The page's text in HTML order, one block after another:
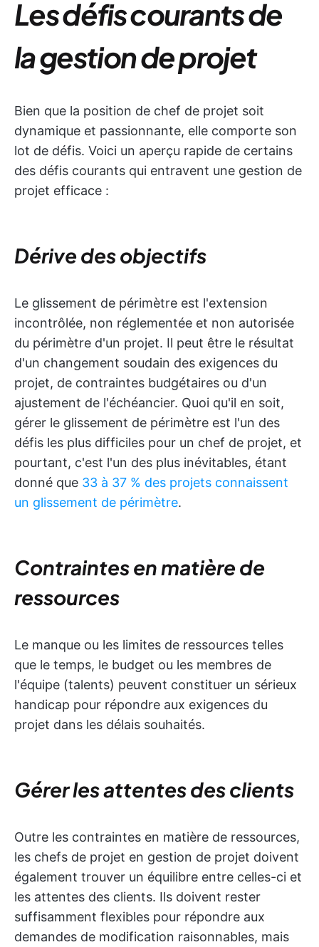
Les défis courants de
la gestion de projet
Bien que la position de chef de projet soit
dynamique et passionnante, elle comporte son
lot de défis. Voici un aperçu rapide de certains
des défis courants qui entravent une gestion de
projet efficace :
Dérive des objectifs
Le glissement de périmètre est l'extension
incontrôlée, non réglementée et non autorisée
du périmètre d'un projet. Il peut être le résultat
d'un changement soudain des exigences du
projet, de contraintes budgétaires ou d'un
ajustement de l'échéancier. Quoi qu'il en soit,
gérer le glissement de périmètre est l'un des
défis les plus difficiles pour un chef de projet, et
pourtant, c'est l'un des plus inévitables, étant
donné que 33 à 37 % des projets connaissent
un glissement de périmètre.
Contraintes en matière de
ressources
Le manque ou les limites de ressources telles
que le temps, le budget ou les membres de
l'équipe (talents) peuvent constituer un sérieux
handicap pour répondre aux exigences du
projet dans les délais souhaités.
Gérer les attentes des clients
Outre les contraintes en matière de ressources,
les chefs de projet en gestion de projet doivent
également trouver un équilibre entre celles-ci et
les attentes des clients. Ils doivent rester
suffisamment flexibles pour répondre aux
demandes de modification raisonnables, mais